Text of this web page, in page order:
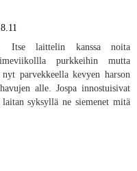
Itse laittelin kanssa noita
purkkeihin mutta
parvekkeella kevyen harson
alle. Jospa innostuisivat
syksyllä ne siemenet mitä